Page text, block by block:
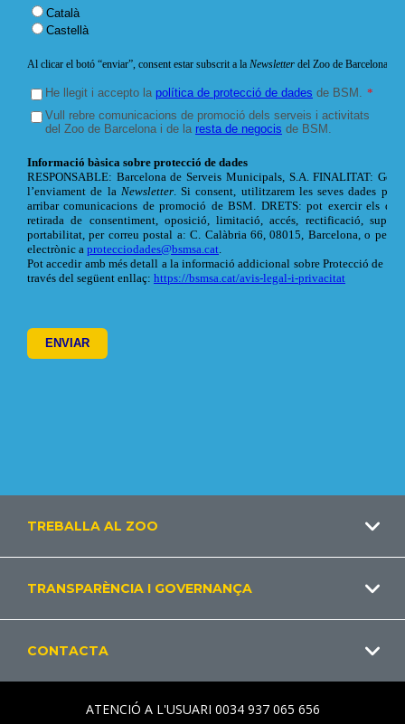
Footer
TREBALLA AL ZOO
TRANSPARÈNCIA I GOVERNANÇA
CONTACTA
ATENCIÓ A L'USUARI 0034 937 065 656